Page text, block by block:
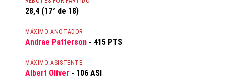
28,4 (17° de 18)
MÁXIMO ANOTADOR
Andrae Patterson - 415 PTS
MÁXIMO ASISTENTE
Albert Oliver - 106 ASI